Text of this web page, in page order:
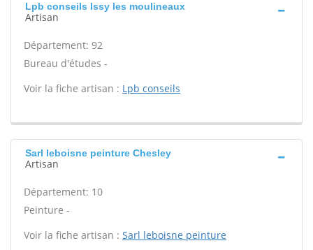
Lpb conseils Issy les moulineaux
Artisan
Département: 92
Bureau d'études -
Voir la fiche artisan : Lpb conseils
Sarl leboisne peinture Chesley
Artisan
Département: 10
Peinture -
Voir la fiche artisan : Sarl leboisne peinture